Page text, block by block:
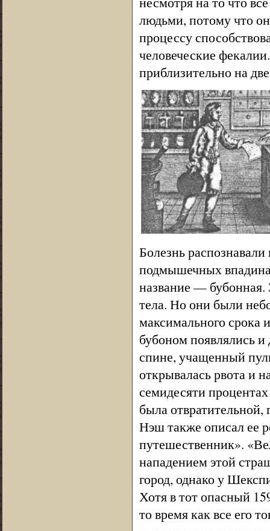
людьми, потому что
процессу
человеческие
приблизительно на
Болезнь
подмышечных
название — бубонная.
тела. Но они были
максимального срока
бубоном появлялись
спине, учащенный
открывалась рвота и
семидесяти
была отвратительной,
Нэш также описал ее
путешественник».
нападением этой
город, однако у
Хотя в тот опасный
то время как все его